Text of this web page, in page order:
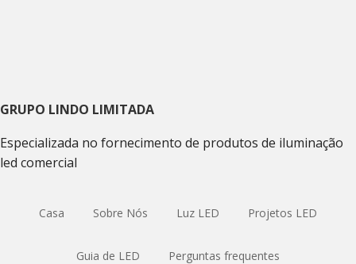
GRUPO LINDO LIMITADA
Especializada no fornecimento de produtos de iluminação
led comercial
Casa Sobre Nós Luz LED Projetos LED
Guia de LED Perguntas frequentes